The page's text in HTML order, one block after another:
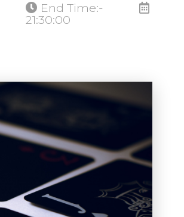
End Time:-
21:30:00